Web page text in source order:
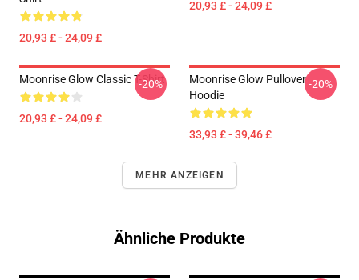
20,93 £ - 24,09 £
20,93 £ - 24,09 £
Moonrise Glow Classic T-Shirt
20,93 £ - 24,09 £
-20%
Moonrise Glow Pullover
Hoodie
33,93 £ - 39,46 £
-20%
MEHR ANZEIGEN
Ähnliche Produkte